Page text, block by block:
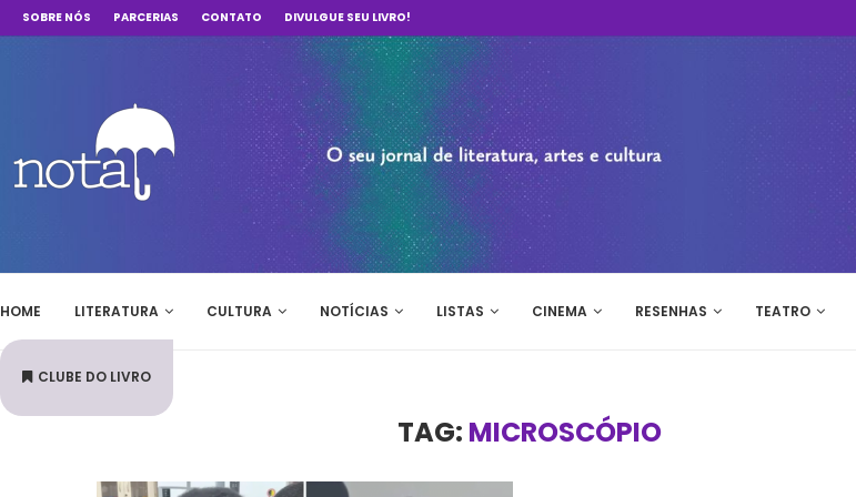
SOBRE NÓS PARCERIAS CONTATO DIVULGUE SEU LIVRO!
HOME LITERATURA CULTURA NOTÍCIAS LISTAS CINEMA RESENHAS TEATRO
CLUBE DO LIVRO
TAG: MICROSCÓPIO